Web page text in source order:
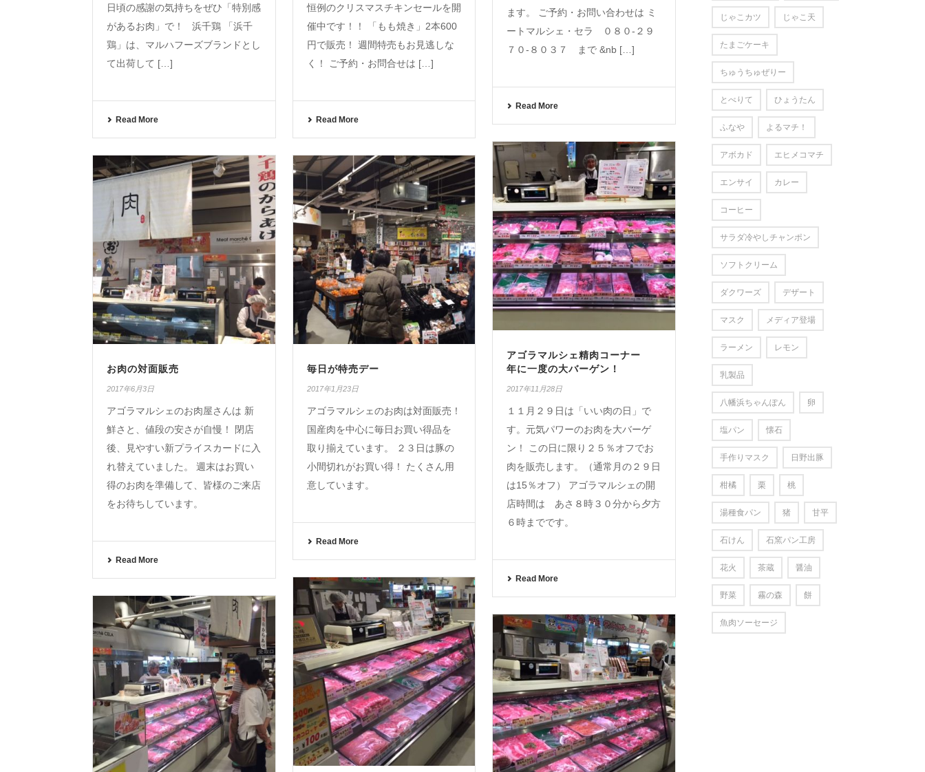
日頃の感謝の気持ちをぜひ「特別感
があるお肉」で！ 浜千鶏 「浜千
鶏」は、マルハフーズブランドとし
て出荷して […]
Read More
恒例のクリスマスチキンセールを開
催中です！！ 「もも焼き」2本600
円で販売！ 週間特売もお見逃しな
く！ ご予約・お問合せは […]
Read More
ます。 ご予約・お問い合わせは ミ
ートマルシェ・セラ ０８０-２９
７０-８０３７ まで &nb […]
Read More
アゴラマルシェ精肉コーナー
年に一度の大バーゲン！
2017年11月28日
１１月２９日は「いい肉の日」で
す。元気パワーのお肉を大バーゲ
ン！ この日に限り２５％オフでお
肉を販売します。（通常月の２９日
は15％オフ） アゴラマルシェの開
店時間は あさ８時３０分から夕方
６時までです。
Read More
お肉の対面販売
2017年6月3日
アゴラマルシェのお肉屋さんは 新
鮮さと、値段の安さが自慢！ 閉店
後、見やすい新プライスカードに入
れ替えていました。 週末はお買い
得のお肉を準備して、皆様のご来店
をお待ちしています。
Read More
毎日が特売デー
2017年1月23日
アゴラマルシェのお肉は対面販売！
国産肉を中心に毎日お買い得品を
取り揃えています。 ２３日は豚の
小間切れがお買い得！ たくさん用
意しています。
Read More
じゃこカツ じゃこ天
たまごケーキ
ちゅうちゅぜりー
とべりて ひょうたん
ふなや よるマチ！
アボカド エヒメコマチ
エンサイ カレー
コーヒー
サラダ冷やしチャンポン
ソフトクリーム
ダクワーズ デザート
マスク メディア登場
ラーメン レモン
乳製品
八幡浜ちゃんぽん 卵
塩パン 懐石
手作りマスク 日野出豚
柑橘 栗 桃
湯種食パン 猪 甘平
石けん 石窯パン工房
花火 茶蔵 醤油
野菜 霧の森 餅
魚肉ソーセージ